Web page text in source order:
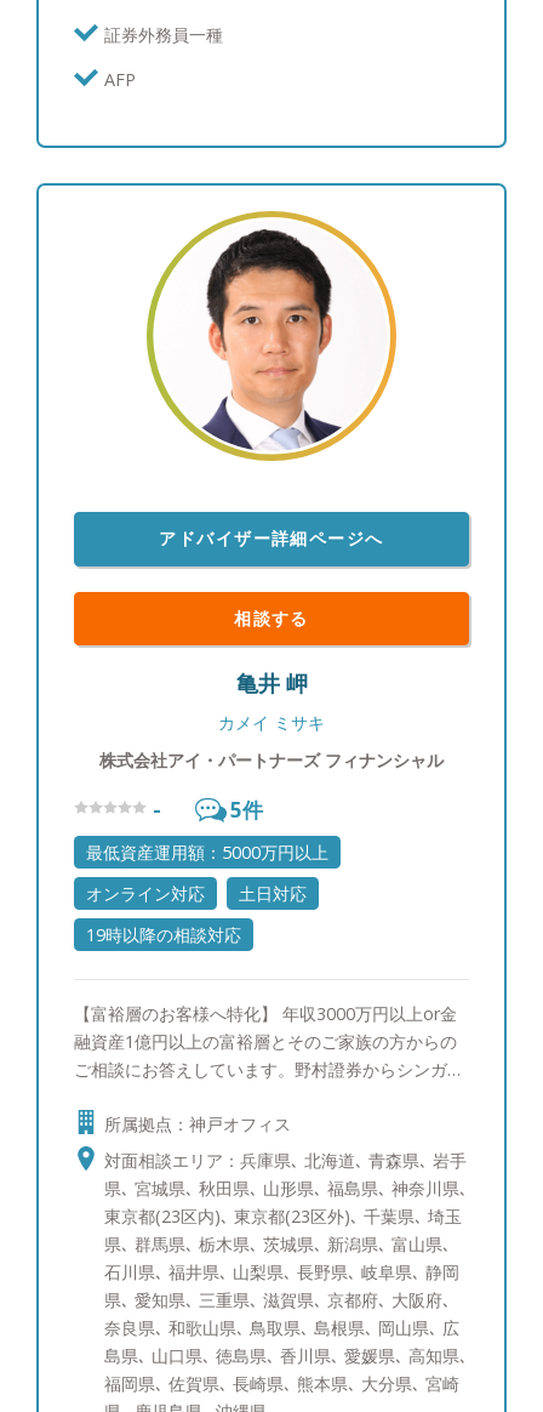
証券外務員一種
AFP
アドバイザー詳細ページへ
相談する
亀井 岬
カメイ ミサキ
株式会社アイ・パートナーズ フィナンシャル
- 5件
最低資産運用額：5000万円以上
オンライン対応
土日対応
19時以降の相談対応
【富裕層のお客様へ特化】 年収3000万円以上or金
融資産1億円以上の富裕層とそのご家族の方からの
ご相談にお答えしています。野村證券からシンガポ
ポートフォリオ運用の研鑽を積んで参りました。富
裕層のご相談者様にもさまざまなお悩みがあるかと
存じます。 一方でそのお悩みは、資産運用、贈
与・相続を含めた資産承継、事業承継、投資教育、
に大きく分けられるかと存じます。そのそれぞれに
ついて海外を含めて経験を10年以上積み重ねて参り
ました。 すでにアドバイザーが担当しているお客
様も、これからご検討されるお客様にも満足いただ
けるサービスをご提供できるかと存じます。 【資
産運用：ポートフォリオ分析と債券運用への取り組
み】 ポートフォリオ分析では、ブルームバーグと
所属拠点：神戸オフィス
対面相談エリア：兵庫県､ 北海道､ 青森県､ 岩手
県､ 宮城県､ 秋田県､ 山形県､ 福島県､ 神奈川県､
東京都(23区内)､ 東京都(23区外)､ 千葉県､ 埼玉
県､ 群馬県､ 栃木県､ 茨城県､ 新潟県､ 富山県､
石川県､ 福井県､ 山梨県､ 長野県､ 岐阜県､ 静岡
県､ 愛知県､ 三重県､ 滋賀県､ 京都府､ 大阪府､
奈良県､ 和歌山県､ 鳥取県､ 島根県､ 岡山県､ 広
島県､ 山口県､ 徳島県､ 香川県､ 愛媛県､ 高知県､
福岡県､ 佐賀県､ 長崎県､ 熊本県､ 大分県､ 宮崎